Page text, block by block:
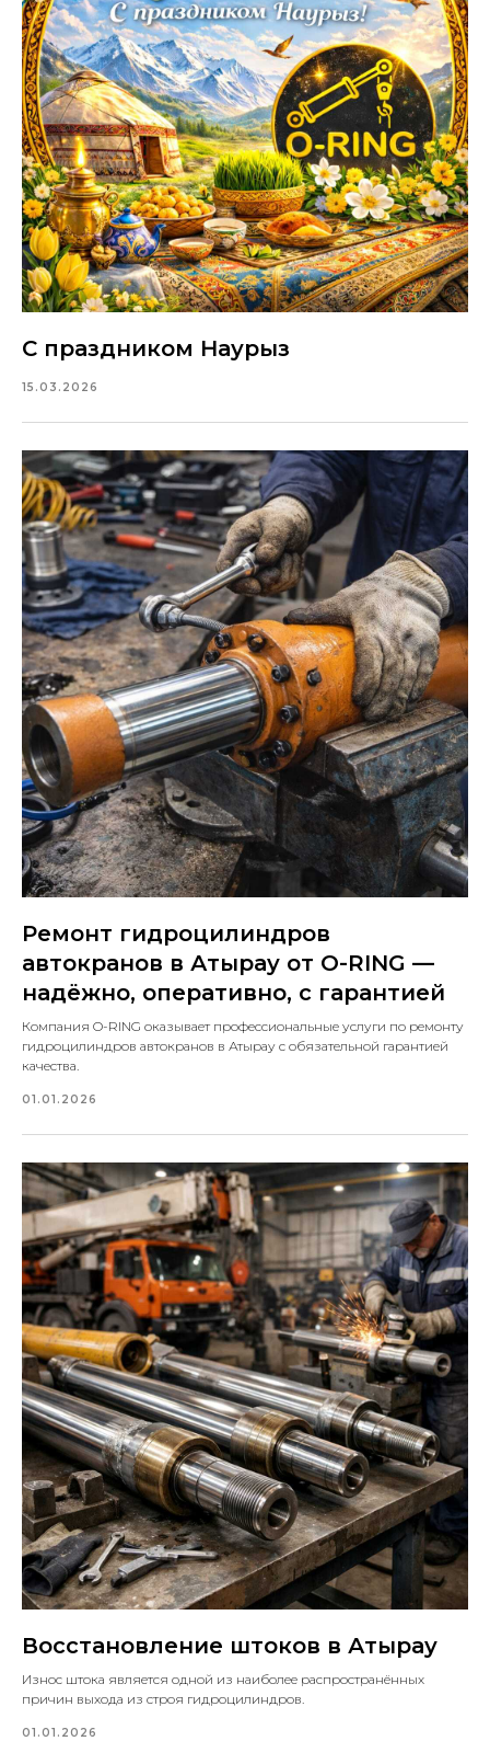
С праздником Наурыз
15.03.2026
Ремонт гидроцилиндров
автокранов в Атырау от O-RING —
надёжно, оперативно, с гарантией
Компания O-RING оказывает профессиональные услуги по ремонту
гидроцилиндров автокранов в Атырау с обязательной гарантией
качества.
01.01.2026
Восстановление штоков в Атырау
Износ штока является одной из наиболее распространённых
причин выхода из строя гидроцилиндров.
01.01.2026